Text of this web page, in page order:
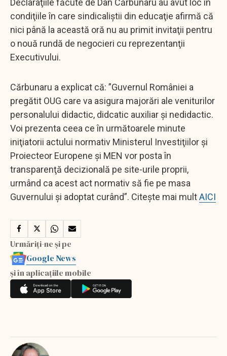
condiţiile în care sindicaliştii din educaţie afirmă că
nici până la această oră nu au primit invitaţii pentru
o nouă rundă de negocieri cu reprezentanţii
Executivului.
Cărbunaru a explicat că: ”Guvernul României a
pregătit OUG care va asigura majorări ale veniturilor
personalului didactic, didcatic auxiliar şi nedidactic.
Voi prezenta ceea ce în următoarele minute
iniţiatorii actului normativ Ministerul Investiţiilor şi
Proiecteor Europene şi MEN vor posta în
transparenţă decizională pe site-urile proprii,
urmând ca acest act normativ să fie pe masa
Guvernului şi adoptat curând”. Citește mai multAICI
Urmăriți-ne și pe
Google News
și în aplicațiile mobile